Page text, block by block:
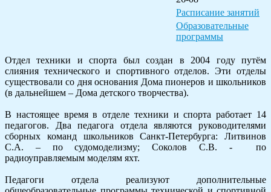
Расписание занятий
Образовательные
программы
Отдел техники и спорта был создан в 2004 году путём
слияния технического и спортивного отделов. Эти отделы
существовали со дня основания Дома пионеров и школьников
(в дальнейшем – Дома детского творчества).
В настоящее время в отделе техники и спорта работает 14
педагогов. Два педагога отдела являются руководителями
сборных команд школьников Санкт-Петербурга: Литвинов
С.А. – по судомоделизму; Соколов С.В. - по
радиоуправляемым моделям яхт.
Педагоги отдела реализуют дополнительные